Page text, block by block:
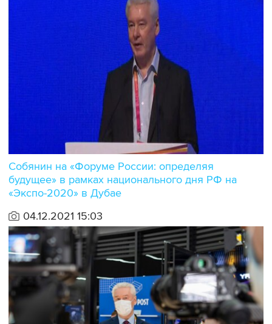
Собянин на «Форуме России: определяя
будущее» в рамках национального дня РФ на
«Экспо-2020» в Дубае
04.12.2021 15:03